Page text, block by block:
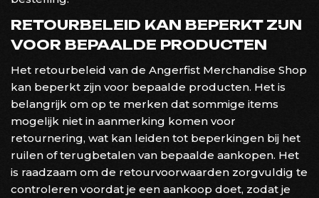
RETOURBELEID KAN BEPERKT ZIJN
VOOR BEPAALDE PRODUCTEN
Het retourbeleid van de Angerfist Merchandise Shop
kan beperkt zijn voor bepaalde producten. Het is
belangrijk om op te merken dat sommige items
mogelijk niet in aanmerking komen voor
retournering, wat kan leiden tot beperkingen bij het
ruilen of terugbetalen van bepaalde aankopen. Het
is raadzaam om de retourvoorwaarden zorgvuldig te
controleren voordat je een aankoop doet, zodat je